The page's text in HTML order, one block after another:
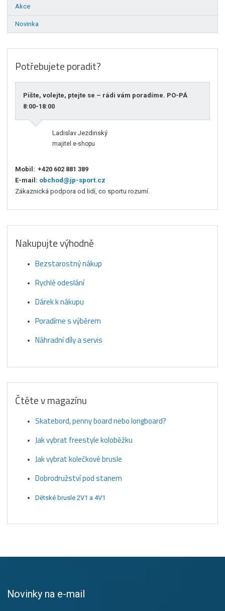
Akce
Novinka
Potřebujete poradit?
Pište, volejte, ptejte se – rádi vám poradíme. PO-PÁ
8:00-18:00
Ladislav Jezdinský
majitel e-shopu
Mobil: +420 602 881 389
E-mail: obchod@jp-sport.cz
Zákaznická podpora od lidí, co sportu rozumí.
Nakupujte výhodně
Bezstarostný nákup
Rychlé odeslání
Dárek k nákupu
Poradíme s výběrem
Náhradní díly a servis
Čtěte v magazínu
Skatebord, penny board nebo longboard?
Jak vybrat freestyle koloběžku
Jak vybrat kolečkové brusle
Dobrodružství pod stanem
Dětské brusle 2V1 a 4V1
Novinky na e-mail